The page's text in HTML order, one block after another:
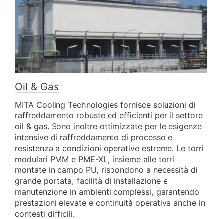
Oil & Gas
MITA Cooling Technologies fornisce soluzioni di
raffreddamento robuste ed efficienti per il settore
oil & gas. Sono inoltre ottimizzate per le esigenze
intensive di raffreddamento di processo e
resistenza a condizioni operative estreme. Le torri
modulari PMM e PME-XL, insieme alle torri
montate in campo PU, rispondono a necessità di
grande portata, facilità di installazione e
manutenzione in ambienti complessi, garantendo
prestazioni elevate e continuità operativa anche in
contesti difficili.